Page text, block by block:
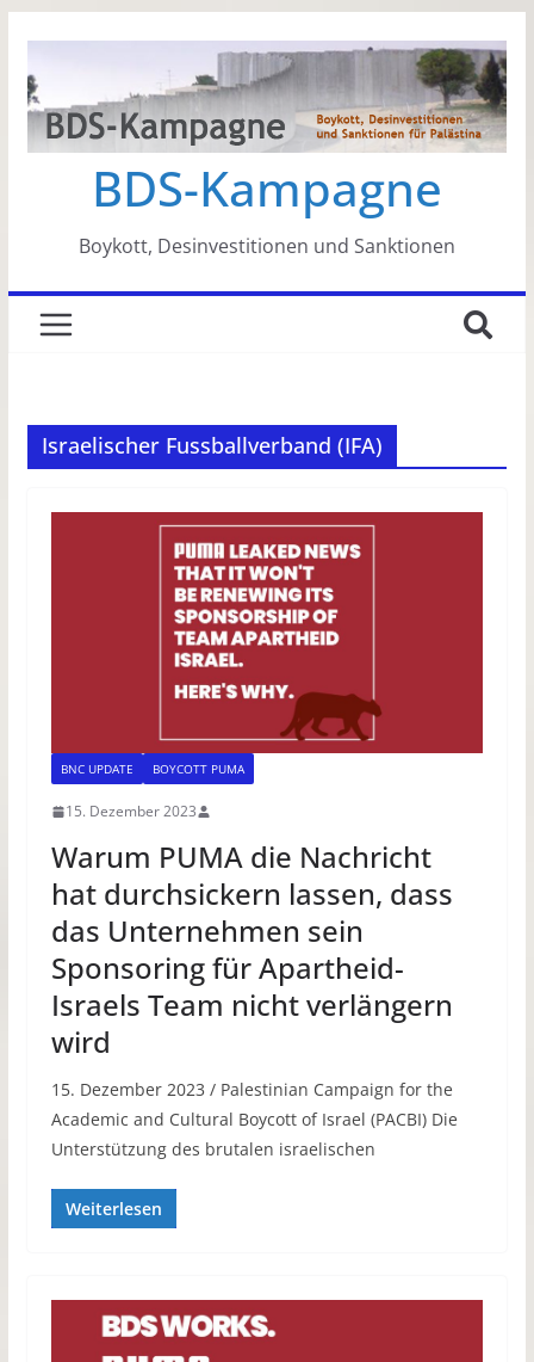
springen
BDS-Kampagne
Boykott, Desinvestitionen und Sanktionen
Israelischer Fussballverband (IFA)
BNC UPDATE BOYCOTT PUMA
15. Dezember 2023
Warum PUMA die Nachricht
hat durchsickern lassen, dass
das Unternehmen sein
Sponsoring für Apartheid-
Israels Team nicht verlängern
wird
15. Dezember 2023 / Palestinian Campaign for the
Academic and Cultural Boycott of Israel (PACBI) Die
Unterstützung des brutalen israelischen
Weiterlesen